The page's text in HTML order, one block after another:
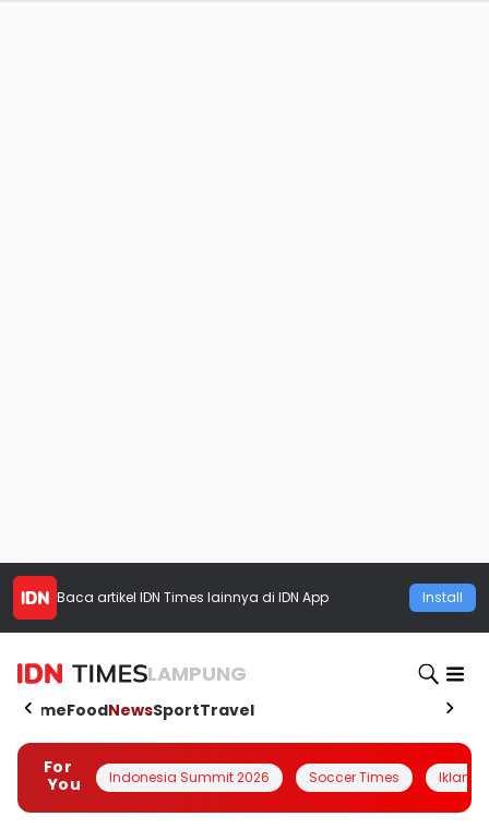
Baca artikel IDN Times lainnya di IDN App Install
LAMPUNG
HomeFoodNewsSportTravel
For
You
Indonesia Summit 2026 Soccer Times Iklanin